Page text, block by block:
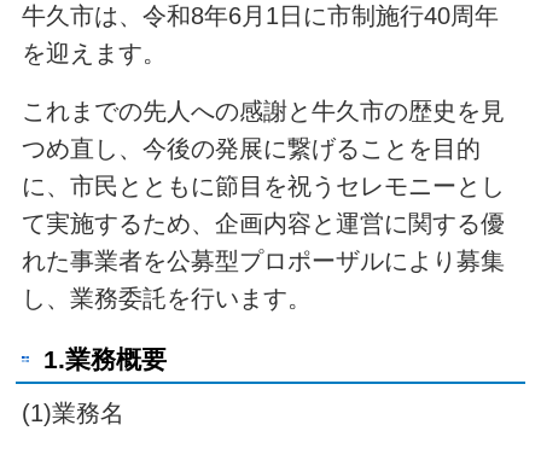
牛久市は、令和8年6月1日に市制施行40周年
を迎えます。
これまでの先人への感謝と牛久市の歴史を見
つめ直し、今後の発展に繋げることを目的
に、市民とともに節目を祝うセレモニーとし
て実施するため、企画内容と運営に関する優
れた事業者を公募型プロポーザルにより募集
し、業務委託を行います。
1.業務概要
(1)業務名